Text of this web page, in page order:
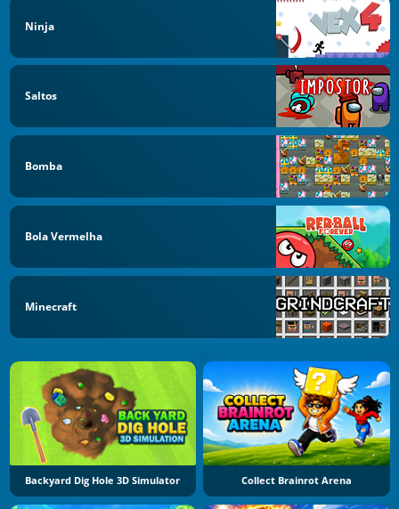
Ninja
Saltos
Bomba
Bola Vermelha
Minecraft
Backyard Dig Hole 3D Simulator Collect Brainrot Arena